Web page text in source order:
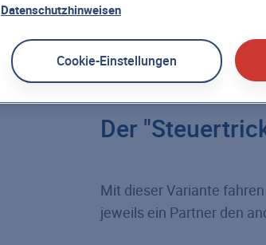
Vor-
Der
Mit dieser Variante
jeweils ein Partner den
Datenschutzhinweisen
Cookie-Einstellungen